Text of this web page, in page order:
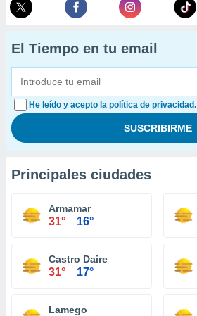
El Tiempo en tu email
He leído y acepto la política de privacidad.
Principales ciudades
Armamar
31° 16°
Castro Daire
31° 17°
Lamego